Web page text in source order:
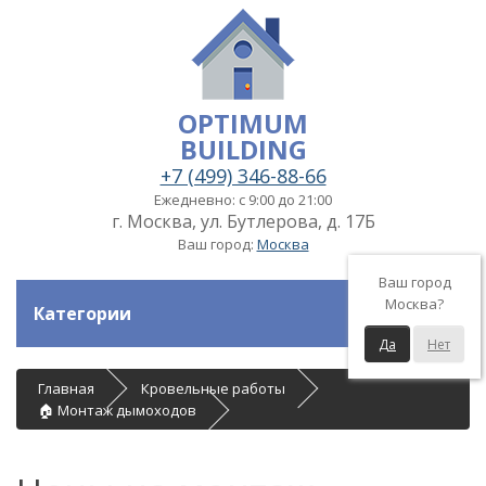
OPTIMUM
BUILDING
+7 (499) 346-88-66
Ежедневно: с 9:00 до 21:00
г. Москва, ул. Бутлерова, д. 17Б
Ваш город: Москва
Ваш город
Москва?
Да Нет
Категории
Главная
Кровельные работы
🏠 Монтаж дымоходов